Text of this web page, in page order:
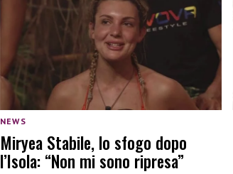
NEWS
Miryea Stabile, lo sfogo dopo
l’Isola: “Non mi sono ripresa”